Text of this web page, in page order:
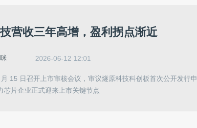
营收三年高增，盈利拐点渐近
2026-06-12 12:01
15 日召开上市审核会议，审议燧原科技科创板首次公开发行申
芯片企业正式迎来上市关键节点